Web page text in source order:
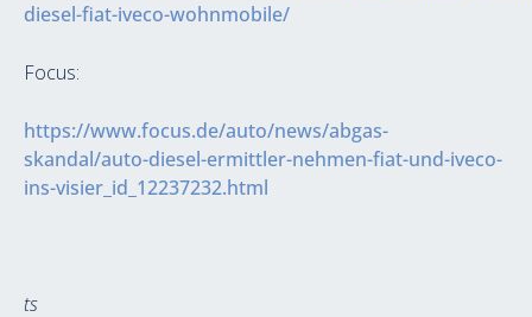
diesel-fiat-iveco-wohnmobile/
Focus:
https://www.focus.de/auto/news/abgas-
skandal/auto-diesel-ermittler-nehmen-fiat-und-iveco-
ins-visier_id_12237232.html
ts